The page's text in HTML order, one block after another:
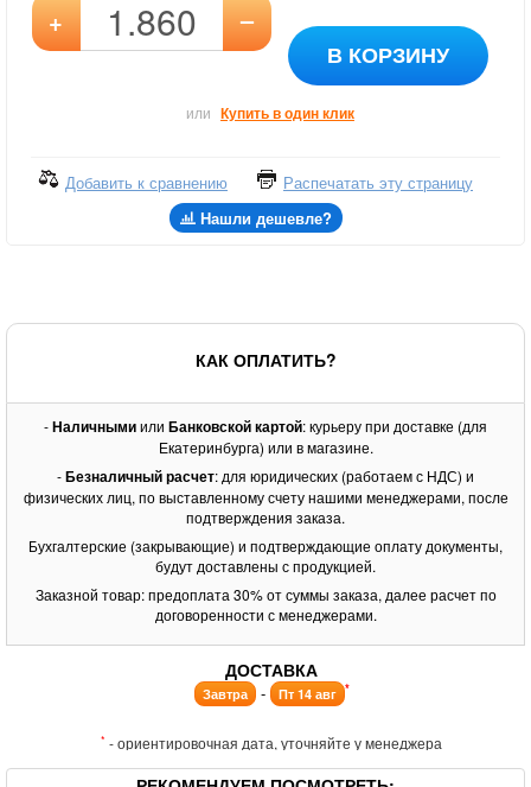
+ –
В КОРЗИНУ
или Купить в один клик
Добавить к сравнению
Распечатать эту страницу
Нашли дешевле?
КАК ОПЛАТИТЬ?
-Наличнымиили Банковской картой: курьеру при доставке (для
Екатеринбурга) или в магазине.
-Безналичный расчет: для юридических (работаем с НДС) и
физических лиц, по выставленному счету нашими менеджерами, после
подтверждения заказа.
Бухгалтерские (закрывающие) и подтверждающие оплату документы,
будут доставлены с продукцией.
Заказной товар: предоплата 30% от суммы заказа, далее расчет по
договоренности с менеджерами.
ДОСТАВКА
Завтра - Пт 14 авг *
* - ориентировочная дата, уточняйте у менеджера